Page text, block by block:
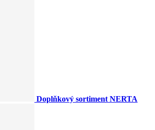
Doplňkový sortiment NERTA